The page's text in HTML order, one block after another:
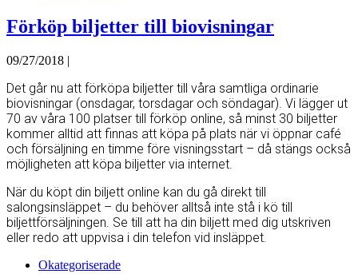
Förköp biljetter till biovisningar
09/27/2018 |
Det går nu att förköpa biljetter till våra samtliga ordinarie
biovisningar (onsdagar, torsdagar och söndagar). Vi lägger ut
70 av våra 100 platser till förköp online, så minst 30 biljetter
kommer alltid att finnas att köpa på plats när vi öppnar café
och försäljning en timme före visningsstart – då stängs också
möjligheten att köpa biljetter via internet.
När du köpt din biljett online kan du gå direkt till
salongsinsläppet – du behöver alltså inte stå i kö till
biljettförsäljningen. Se till att ha din biljett med dig utskriven
eller redo att uppvisa i din telefon vid insläppet.
Okategoriserade